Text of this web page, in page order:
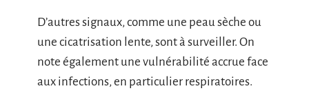
D’autres signaux, comme une peau sèche ou
une cicatrisation lente, sont à surveiller. On
note également une vulnérabilité accrue face
aux infections, en particulier respiratoires.